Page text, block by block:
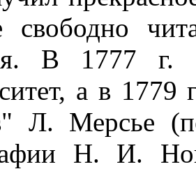
свободно
В 1777 г.
а в 1779
Л. Мерсье
Н. И.